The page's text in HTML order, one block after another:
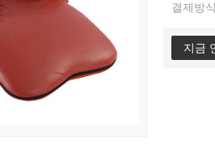
결제방식
지금